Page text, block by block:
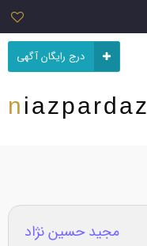
درج رایگان آگهی
niazpardaz
مجید حسین نژاد